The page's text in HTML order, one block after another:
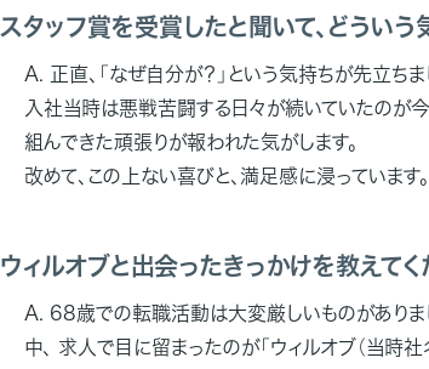
スタッフ賞を受賞したと聞いて、どういう
正直、「なぜ自分が？」という気持ちが先立ち
入社当時は悪戦苦闘する日々が続いていたのが
組んできた頑張りが報われた気がします。
改めて、この上ない喜びと、満足感に浸っています。
ウィルオブと出会ったきっかけを教えてく
68歳での転職活動は大変厳しいものがありま
中、 求人で目に留まったのが「ウィルオブ（当時社